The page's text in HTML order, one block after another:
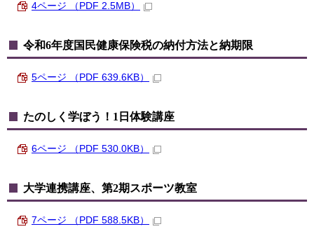
4ページ （PDF 2.5MB）
令和6年度国民健康保険税の納付方法と納期限
5ページ （PDF 639.6KB）
たのしく学ぼう！1日体験講座
6ページ （PDF 530.0KB）
大学連携講座、第2期スポーツ教室
7ページ （PDF 588.5KB）